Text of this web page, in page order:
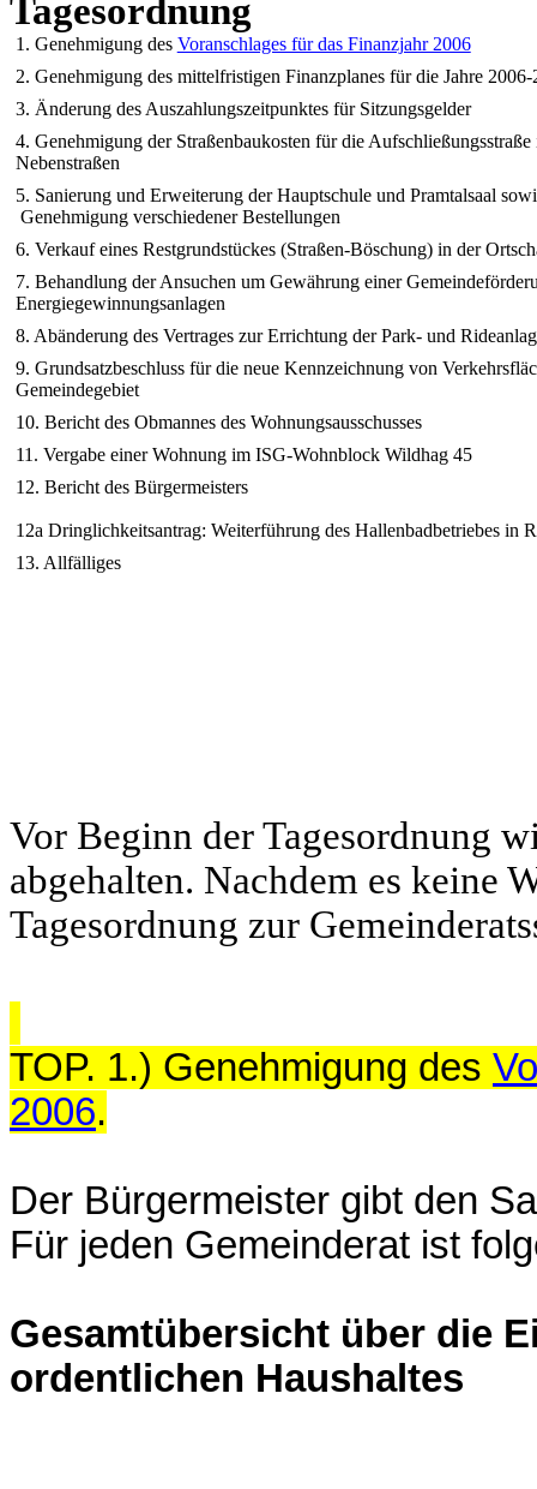
Tagesordnung
1. Genehmigung des Voranschlages für das Finanzjahr 2006
2. Genehmigung des mittelfristigen Finanzplanes für die Jahre 2006-
3. Änderung des Auszahlungszeitpunktes für Sitzungsgelder
4. Genehmigung der Straßenbaukosten für die
Nebenstraßen
5. Sanierung und Erweiterung der Hauptschule und Pramtalsaal
Genehmigung verschiedener Bestellungen
6. Verkauf eines Restgrundstückes (Straßen-Böschung) in der
7. Behandlung der Ansuchen um Gewährung einer
Energiegewinnungsanlagen
8. Abänderung des Vertrages zur Errichtung der Park- und
9. Grundsatzbeschluss für die neue Kennzeichnung von
Gemeindegebiet
10. Bericht des Obmannes des Wohnungsausschusses
11. Vergabe einer Wohnung im ISG-Wohnblock Wildhag 45
12. Bericht des Bürgermeisters
12a Dringlichkeitsantrag: Weiterführung des Hallenbadbetriebes in
13. Allfälliges
Vor Beginn der Tagesordnung
abgehalten. Nachdem es keine
Tagesordnung zur
TOP. 1.) Genehmigung des
2006.
Der Bürgermeister gibt den
Für jeden Gemeinderat ist
Gesamtübersicht über die
ordentlichen Haushaltes